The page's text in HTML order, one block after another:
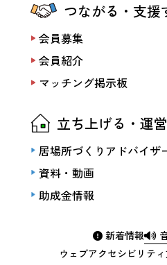
新着情報
ウェブアクセシビリテ
つながる・支援
会員募集
会員紹介
マッチング掲示板
立ち上げる・運
居場所づくりアドバイザ
資料・動画
助成金情報